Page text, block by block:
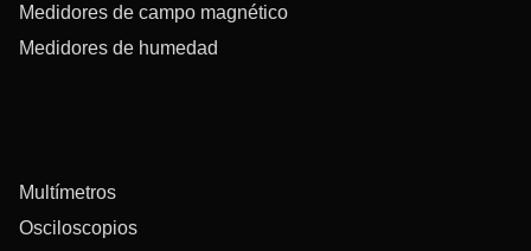
Medidores de campo magnético
Medidores de humedad
Multímetros
Osciloscopios